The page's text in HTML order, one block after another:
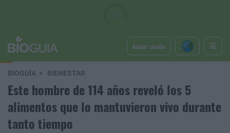
Iniciar sesión
BIOGUÍA BIENESTAR
Este hombre de 114 años reveló los 5
alimentos que lo mantuvieron vivo durante
tanto tiempo